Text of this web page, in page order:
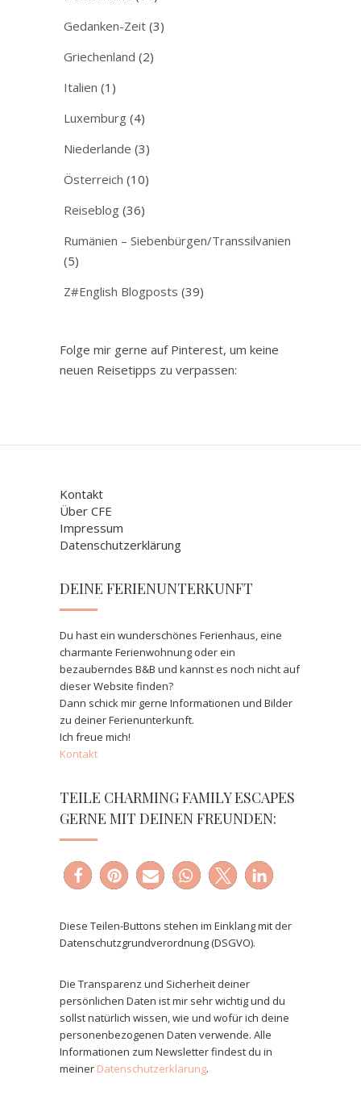
Gedanken-Zeit (3)
Griechenland (2)
Italien (1)
Luxemburg (4)
Niederlande (3)
Österreich (10)
Reiseblog (36)
Rumänien – Siebenbürgen/Transsilvanien
(5)
Z#English Blogposts (39)
Folge mir gerne auf Pinterest, um keine
neuen Reisetipps zu verpassen:
Kontakt
Über CFE
Impressum
Datenschutzerklärung
DEINE FERIENUNTERKUNFT
Du hast ein wunderschönes Ferienhaus, eine
charmante Ferienwohnung oder ein
bezauberndes B&B und kannst es noch nicht auf
dieser Website finden?
Dann schick mir gerne Informationen und Bilder
zu deiner Ferienunterkunft.
Ich freue mich!
Kontakt
TEILE CHARMING FAMILY ESCAPES
GERNE MIT DEINEN FREUNDEN:
Diese Teilen-Buttons stehen im Einklang mit der
Datenschutzgrundverordnung (DSGVO).
Die Transparenz und Sicherheit deiner
persönlichen Daten ist mir sehr wichtig und du
sollst natürlich wissen, wie und wofür ich deine
personenbezogenen Daten verwende. Alle
Informationen zum Newsletter findest du in
meiner Datenschutzerklärung.